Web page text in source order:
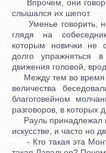
Впрочем, они
слышался их шепот.
Уменье говорить,
глядя на
которым новички не
долго упражняться
движения головой,
Между тем во время
величества
благоговейном
разговоров, в которых
Рауль принадлежал
искусстве, и часто но
- Кто такая эта